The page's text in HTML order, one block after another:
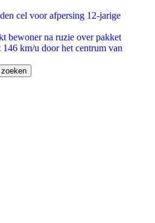
cel voor afpersing 12-jarige
bewoner na ruzie over pakket
146 km/u door het centrum van